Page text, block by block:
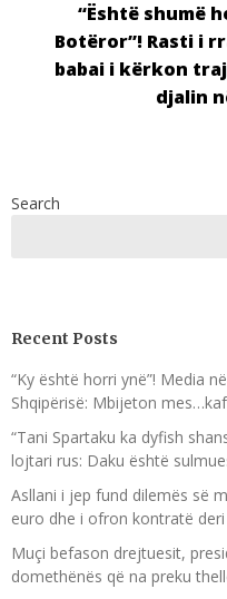
“Është shumë
Botëror”! Rasti i
babai i kërkon
djalin
Search
Recent Posts
“Ky është horri ynë”! Media
Shqipërisë: Mbijeton
“Tani Spartaku ka dyfish
lojtari rus: Daku është
Asllani i jep fund dilemës së
euro dhe i ofron kontratë deri
Muçi befason drejtuesit,
domethënës që na preku